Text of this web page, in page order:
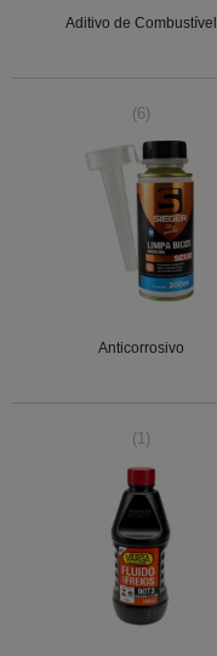
Aditivo de Combustível
(6)
Anticorrosivo
(1)